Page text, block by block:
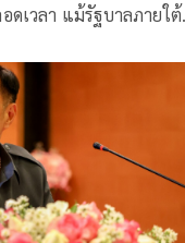
ดเวลา แม้รัฐบาลภายใต้